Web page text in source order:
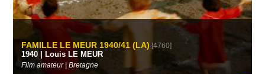
FAMILLE LE MEUR 1940/41 (LA) [4760]
1940 | Louis LE MEUR
Film amateur | Bretagne